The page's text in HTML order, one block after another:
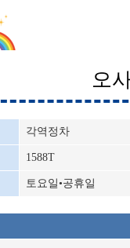
오
각역정차
1588T
토요일•공휴일